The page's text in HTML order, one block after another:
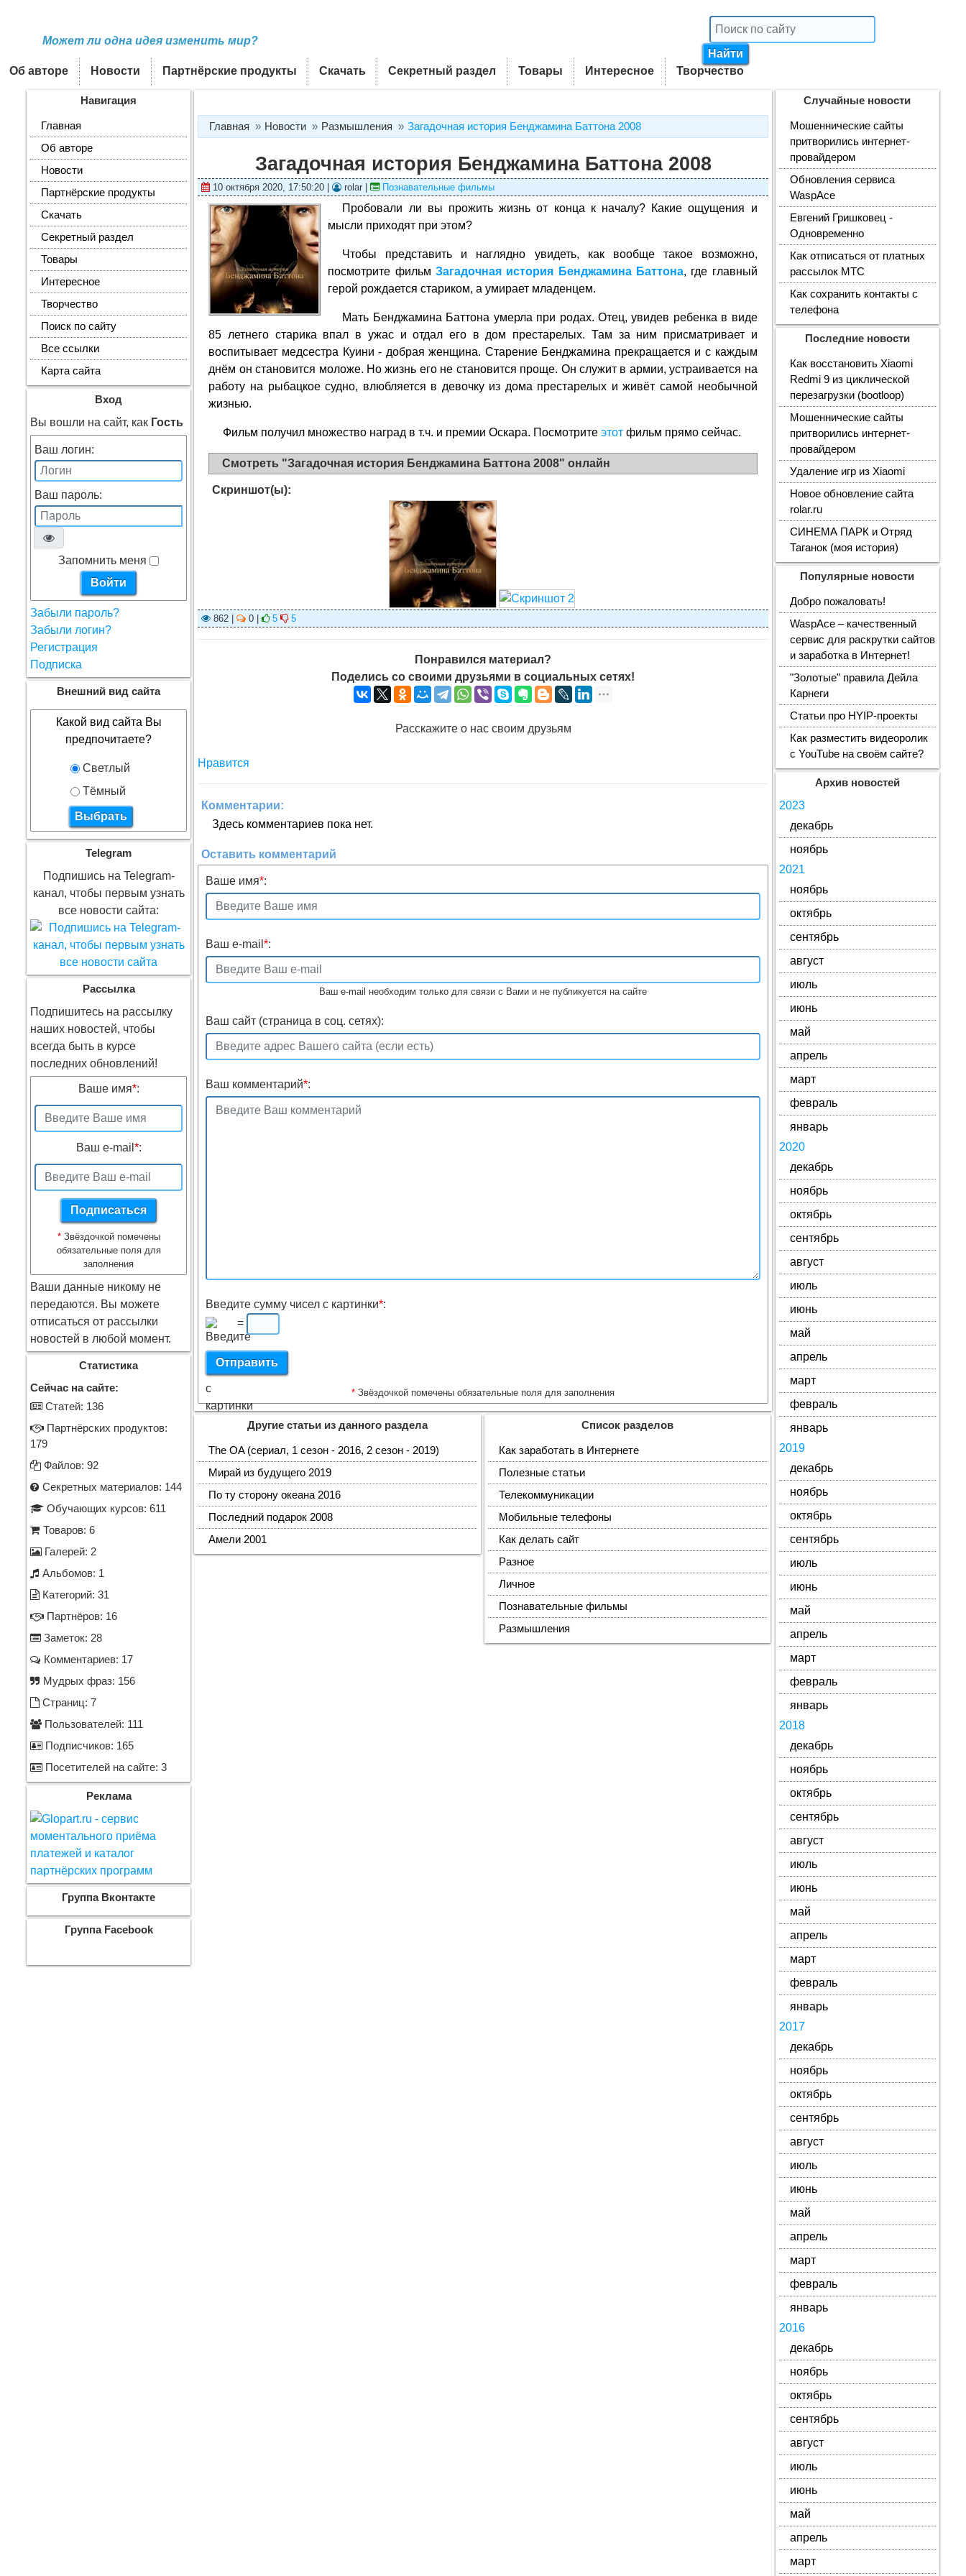
Может ли одна идея изменить мир?
Об авторе Новости Партнёрские продукты Скачать Секретный раздел Товары Интересное Творчество
Главная Новости Размышления Загадочная история Бенджамина Баттона 2008
Загадочная история Бенджамина Баттона 2008
10 октября 2020, 17:50:20 | rolar | Познавательные фильмы
Пробовали ли вы прожить жизнь от конца к началу? Какие ощущения и
мысли приходят при этом?
Чтобы представить и наглядно увидеть, как вообще такое возможно,
посмотрите фильмЗагадочная история Бенджамина Баттона, где главный
герой рождается стариком, а умирает младенцем.
Мать Бенджамина Баттона умерла при родах. Отец, увидев ребенка в виде
85 летнего старика впал в ужас и отдал его в дом престарелых. Там за ним присматривает и
воспитывает медсестра Куини - добрая женщина. Старение Бенджамина прекращается и с каждым
днём он становится моложе. Но жизнь его не становится проще. Он служит в армии, устраивается на
работу на рыбацкое судно, влюбляется в девочку из дома престарелых и живёт самой необычной
жизнью.
Фильм получил множество наград в т.ч. и премии Оскара. Посмотритеэтот фильм прямо сейчас.
Смотреть "Загадочная история Бенджамина Баттона 2008" онлайн
Скриншот(ы):
862 | 0 | 5 5
Понравился материал?
Поделись со своими друзьями в социальных сетях!
Расскажите о нас своим друзьям
Нравится
Комментарии:
Здесь комментариев пока нет.
Оставить комментарий
Ваше имя*:
Ваш e-mail*:
Ваш e-mail необходим только для связи с Вами и не публикуется на сайте
Ваш сайт (страница в соц. сетях):
Ваш комментарий*:
Введите сумму чисел с картинки*:
=
* Звёздочкой помечены обязательные поля для заполнения
Другие статьи из данного раздела
The OA (сериал, 1 сезон - 2016, 2 сезон - 2019)
Мирай из будущего 2019
По ту сторону океана 2016
Последний подарок 2008
Амели 2001
Список разделов
Как заработать в Интернете
Полезные статьи
Телекоммуникации
Мобильные телефоны
Как делать сайт
Разное
Личное
Познавательные фильмы
Размышления
Навигация
Главная
Об авторе
Новости
Партнёрские продукты
Скачать
Секретный раздел
Товары
Интересное
Творчество
Поиск по сайту
Все ссылки
Карта сайта
Вход
Вы вошли на сайт, как Гость
Ваш логин:
Ваш пароль:
Запомнить меня
Забыли пароль?
Забыли логин?
Регистрация
Подписка
Внешний вид сайта
Какой вид сайта Вы
предпочитаете?
Светлый
Тёмный
Telegram
Подпишись на Telegram-
канал, чтобы первым узнать
все новости сайта:
Рассылка
Подпишитесь на рассылку
наших новостей, чтобы
всегда быть в курсе
последних обновлений!
Ваше имя*:
Ваш e-mail *:
*Звёздочкой помечены
обязательные поля для
заполнения
Ваши данные никому не
передаются. Вы можете
отписаться от рассылки
новостей в любой момент.
Статистика
Сейчас на сайте:
Cтатей: 136
Партнёрских продуктов:
179
Файлов: 92
Секретных материалов: 144
Обучающих курсов: 611
Товаров: 6
Галерей: 2
Альбомов: 1
Категорий: 31
Партнёров: 16
Заметок: 28
Комментариев: 17
Мудрых фраз: 156
Страниц: 7
Пользователей: 111
Подписчиков: 165
Посетителей на сайте: 3
Реклама
Группа Вконтакте
Группа Facebook
Случайные новости
Мошеннические сайты
притворились интернет-
провайдером
Обновления сервиса
WaspAce
Евгений Гришковец -
Одновременно
Как отписаться от платных
рассылок МТС
Как сохранить контакты с
телефона
Последние новости
Как восстановить Xiaomi
Redmi 9 из циклической
перезагрузки (bootloop)
Мошеннические сайты
притворились интернет-
провайдером
Удаление игр из Xiaomi
Новое обновление сайта
rolar.ru
СИНЕМА ПАРК и Отряд
Таганок (моя история)
Популярные новости
Добро пожаловать!
WaspAce – качественный
сервис для раскрутки сайтов
и заработка в Интернет!
"Золотые" правила Дейла
Карнеги
Статьи про HYIP-проекты
Как разместить видеоролик
с YouTube на своём сайте?
Архив новостей
2023
декабрь
ноябрь
2021
ноябрь
октябрь
сентябрь
август
июль
июнь
май
апрель
март
февраль
январь
2020
декабрь
ноябрь
октябрь
сентябрь
август
июль
июнь
май
апрель
март
февраль
январь
2019
декабрь
ноябрь
октябрь
сентябрь
июль
июнь
май
апрель
март
февраль
январь
2018
декабрь
ноябрь
октябрь
сентябрь
август
июль
июнь
май
апрель
март
февраль
январь
2017
декабрь
ноябрь
октябрь
сентябрь
август
июль
июнь
май
апрель
март
февраль
январь
2016
декабрь
ноябрь
октябрь
сентябрь
август
июль
июнь
май
апрель
март